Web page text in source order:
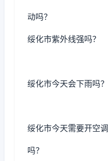
动吗？
绥化市紫外线强吗？
绥化市今天会下雨吗？
绥化市今天需要开空调
吗？